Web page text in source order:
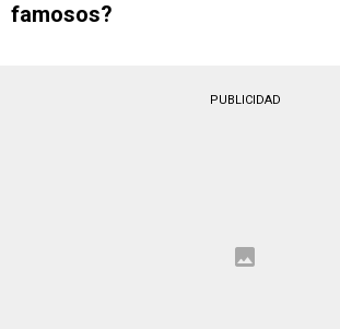
famosos?
PUBLICIDAD